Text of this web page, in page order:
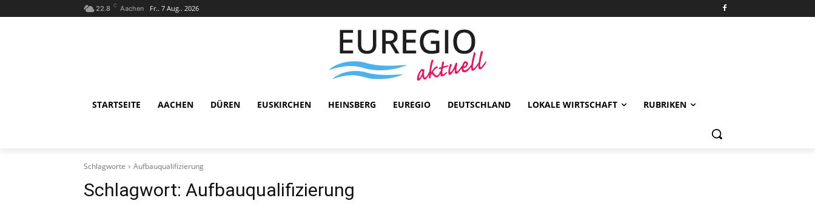
22.8 C Aachen Fr.. 7 Aug.. 2026
STARTSEITE AACHEN DÜREN EUSKIRCHEN HEINSBERG EUREGIO DEUTSCHLAND LOKALE WIRTSCHAFT RUBRIKEN
Schlagworte Aufbauqualifizierung
Schlagwort: Aufbauqualifizierung